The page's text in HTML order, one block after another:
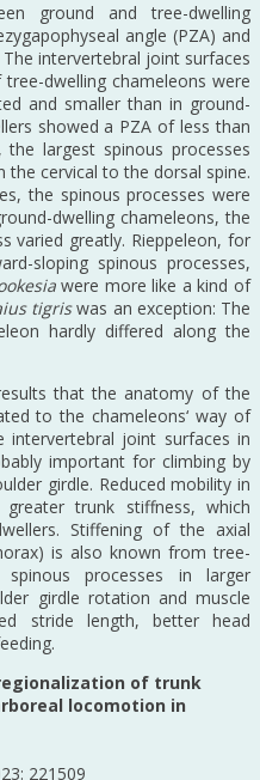
ground and tree-dwelling
angle (PZA) and
intervertebral joint surfaces
dwelling chameleons were
and smaller than in ground-
showed a PZA of less than
the largest spinous processes
cervical to the dorsal spine.
the spinous processes were
dwelling chameleons, the
varied greatly. Rieppeleon, for
sloping spinous processes,
were more like a kind of
tigriswas an exception: The
hardly differed along the
that the anatomy of the
to the chameleons‘ way of
joint surfaces in
important for climbing by
girdle. Reduced mobility in
trunk stiffness, which
Stiffening of the axial
is also known from tree-
processes in larger
girdle rotation and muscle
stride length, better head
of trunk
locomotion in
221509